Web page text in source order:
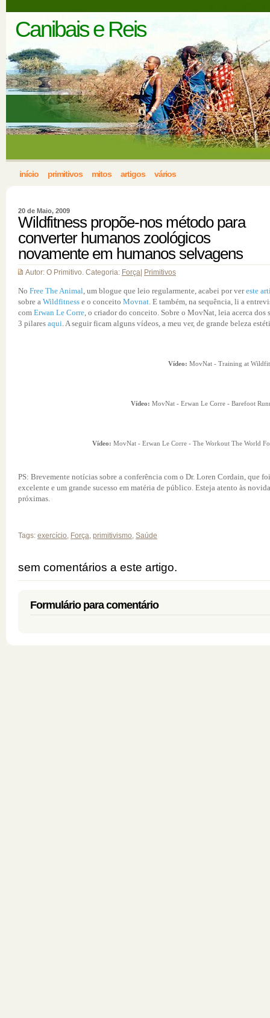
Canibais e Reis
início primitivos mitos artigos vários
20 de Maio, 2009
Wildfitness propõe-nos método para
converter humanos zoológicos
novamente em humanos selvagens
Autor: O Primitivo. Categoria: Força Primitivos
No Free The Animal, um blogue que leio regularmente, acabei por vereste
sobre a Wildfitness e o conceito Movnat. E também, na sequência, li a
com Erwan Le Corre, o criador do conceito. Sobre o MovNat, leia acerca dos
3 pilares aqui. A seguir ficam alguns vídeos, a meu ver, de grande beleza
Vídeo: MovNat - Training at
Vídeo: MovNat - Erwan Le Corre - Barefoot
Vídeo: MovNat - Erwan Le Corre - The Workout The World
PS: Brevemente notícias sobre a conferência com o Dr. Loren Cordain, que foi
excelente e um grande sucesso em matéria de público. Esteja atento às
próximas.
Tags: exercício, Força, primitivismo, Saúde
sem comentários a este artigo.
Formulário para comentário